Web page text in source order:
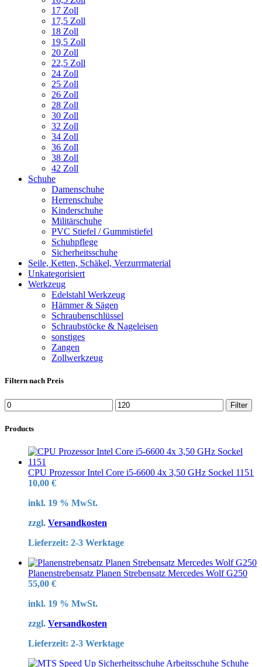
17 Zoll
17,5 Zoll
18 Zoll
19,5 Zoll
20 Zoll
22,5 Zoll
24 Zoll
25 Zoll
26 Zoll
28 Zoll
30 Zoll
32 Zoll
34 Zoll
36 Zoll
38 Zoll
42 Zoll
Schuhe
Damenschuhe
Herrenschuhe
Kinderschuhe
Militärschuhe
PVC Stiefel / Gummistiefel
Schuhpflege
Sicherheitsschuhe
Seile, Ketten, Schäkel, Verzurrmaterial
Unkategorisiert
Werkzeug
Edelstahl Werkzeug
Hämmer & Sägen
Schraubenschlüssel
Schraubstöcke & Nageleisen
sonstiges
Zangen
Zollwerkzeug
Filtern nach Preis
Min.
Preis
Max.
Preis
Filter
Products
CPU Prozessor Intel Core i5-6600 4x 3,50 GHz Sockel 1151
10,00 €
inkl. 19 % MwSt.
zzgl. Versandkosten
Lieferzeit: 2-3 Werktage
Planenstrebensatz Planen Strebensatz Mercedes Wolf G250
55,00 €
inkl. 19 % MwSt.
zzgl. Versandkosten
Lieferzeit: 2-3 Werktage